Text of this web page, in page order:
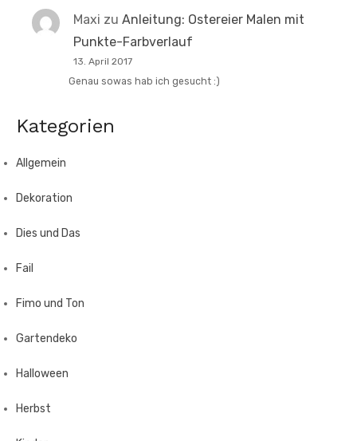
Maxi zu Anleitung: Ostereier Malen mit
Punkte-Farbverlauf
13. April 2017
Genau sowas hab ich gesucht :)
Kategorien
Allgemein
Dekoration
Dies und Das
Fail
Fimo und Ton
Gartendeko
Halloween
Herbst